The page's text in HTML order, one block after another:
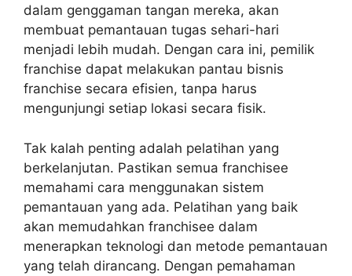
dalam genggaman tangan mereka, akan
membuat pemantauan tugas sehari-hari
menjadi lebih mudah. Dengan cara ini, pemilik
franchise dapat melakukan pantau bisnis
franchise secara efisien, tanpa harus
mengunjungi setiap lokasi secara fisik.
Tak kalah penting adalah pelatihan yang
berkelanjutan. Pastikan semua franchisee
memahami cara menggunakan sistem
pemantauan yang ada. Pelatihan yang baik
akan memudahkan franchisee dalam
menerapkan teknologi dan metode pemantauan
yang telah dirancang. Dengan pemahaman